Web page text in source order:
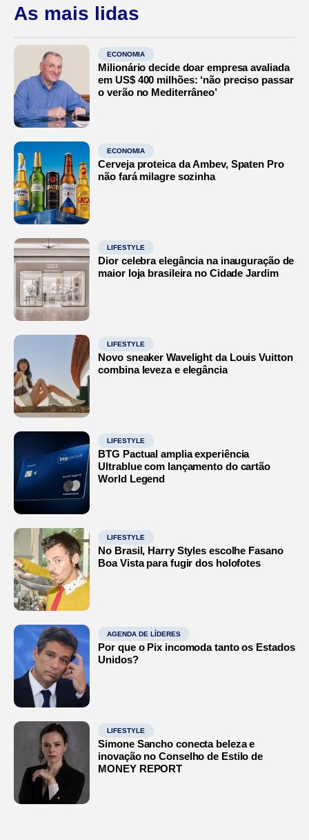
As mais lidas
ECONOMIA
Milionário decide doar empresa avaliada
em US$ 400 milhões: ‘não preciso passar
o verão no Mediterrâneo’
ECONOMIA
Cerveja proteica da Ambev, Spaten Pro
não fará milagre sozinha
LIFESTYLE
Dior celebra elegância na inauguração de
maior loja brasileira no Cidade Jardim
LIFESTYLE
Novo sneaker Wavelight da Louis Vuitton
combina leveza e elegância
LIFESTYLE
BTG Pactual amplia experiência
Ultrablue com lançamento do cartão
World Legend
LIFESTYLE
No Brasil, Harry Styles escolhe Fasano
Boa Vista para fugir dos holofotes
AGENDA DE LÍDERES
Por que o Pix incomoda tanto os Estados
Unidos?
LIFESTYLE
Simone Sancho conecta beleza e
inovação no Conselho de Estilo de
MONEY REPORT